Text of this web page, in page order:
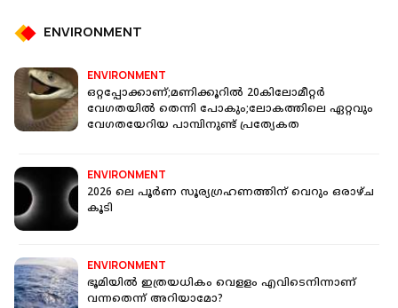
ENVIRONMENT
ENVIRONMENT
ഒറ്റപ്പോക്കാണ്;മണിക്കൂറിൽ 20കിലോമീറ്റർ
വേഗതയിൽ തെന്നി പോകും;ലോകത്തിലെ ഏറ്റവും
വേഗതയേറിയ പാമ്പിനുണ്ട് പ്രത്യേകത
ENVIRONMENT
2026 ലെ പൂര്‍ണ സൂര്യഗ്രഹണത്തിന് വെറും ഒരാഴ്ച
കൂടി
ENVIRONMENT
ഭൂമിയില്‍ ഇത്രയധികം വെളളം എവിടെനിന്നാണ്
വന്നതെന്ന് അറിയാമോ?